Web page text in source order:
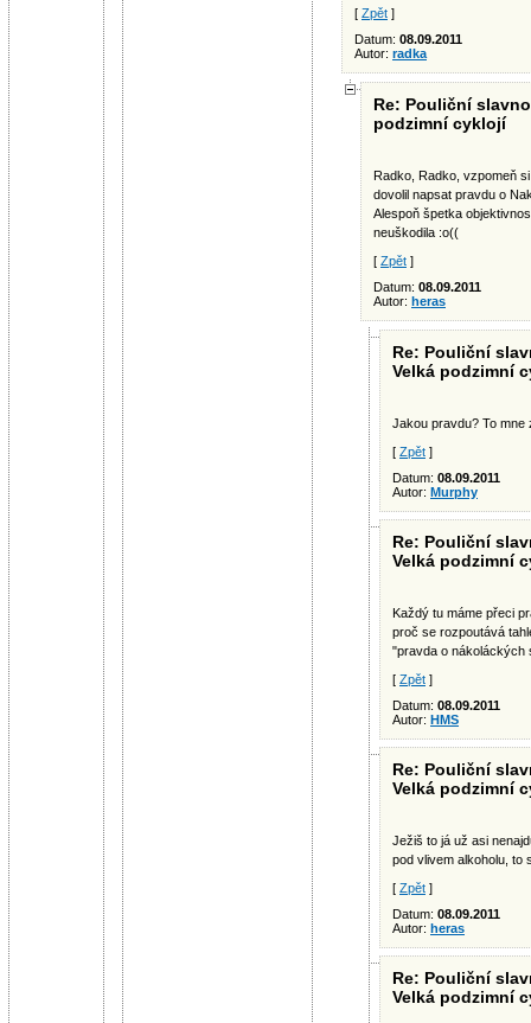
[ Zpět ]
Datum: 08.09.2011
Autor: radka
Re: Pouliční
podzimní cyklojí
Radko, Radko, vzpomeň
dovolil napsat pravdu o
Alespoň špetka
neuškodila :o((
[ Zpět ]
Datum: 08.09.2011
Autor: heras
Re: Pouliční
Velká podzimní
Jakou pravdu? To mne
[ Zpět ]
Datum: 08.09.2011
Autor: Murphy
Re: Pouliční
Velká podzimní
Každý tu máme přeci
proč se rozpoutává
"pravda o nákoláckých
[ Zpět ]
Datum: 08.09.2011
Autor: HMS
Re: Pouliční
Velká podzimní
Ježiš to já už asi
pod vlivem alkoholu, to
[ Zpět ]
Datum: 08.09.2011
Autor: heras
Re: Pouliční
Velká podzimní